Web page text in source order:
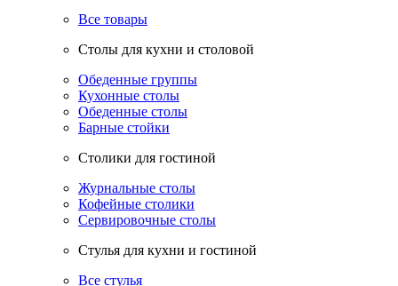
Все товары
Столы для кухни и столовой
Обеденные группы
Кухонные столы
Обеденные столы
Барные стойки
Столики для гостиной
Журнальные столы
Кофейные столики
Сервировочные столы
Стулья для кухни и гостиной
Все стулья